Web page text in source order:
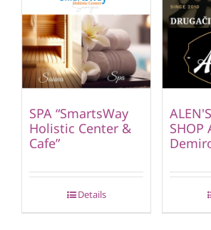
SPA “SmartsWay
Holistic Center &
Cafe”
Details
SHOP